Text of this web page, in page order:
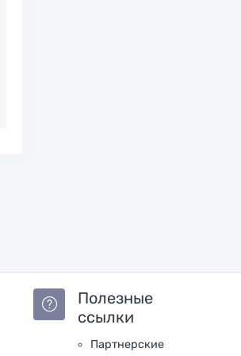
Полезные
ссылки
Партнерские